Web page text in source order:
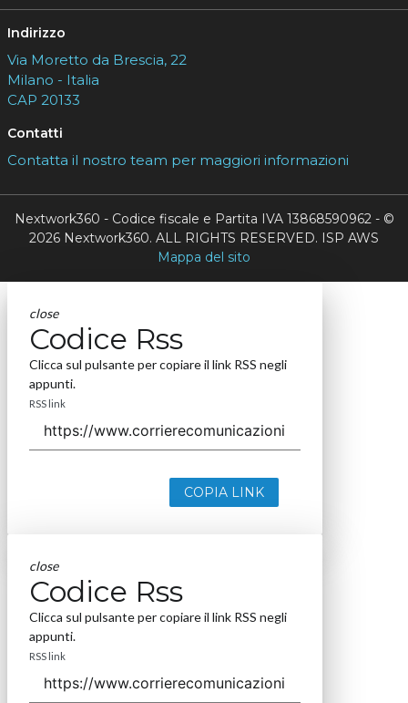
Indirizzo
Via Moretto da Brescia, 22
Milano - Italia
CAP 20133
Contatti
Contatta il nostro team per maggiori informazioni
Nextwork360 - Codice fiscale e Partita IVA 13868590962 - ©
2026 Nextwork360. ALL RIGHTS RESERVED. ISP AWS
Mappa del sito
close
Codice Rss
Clicca sul pulsante per copiare il link RSS negli
appunti.
RSS link
COPIA LINK
close
Codice Rss
Clicca sul pulsante per copiare il link RSS negli
appunti.
RSS link